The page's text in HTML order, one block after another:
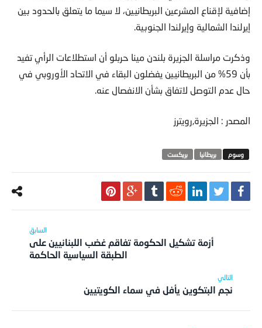
إضافية لإقناع المشرعين البريطانيين، لا سيما ما يتعلق بالحدود بين
إيرلندا الشمالية وإيرلندا الجنوبية.
وذكرت مراسلة الجزيرة بلندن مينا حربلو أن استطلاعات الرأي تفيد
بأن 59% من البريطانيين يفضلون البقاء في الاتحاد الأوروبي في
حال عدم التوصل لاتفاق بشأن الانفصال عنه.
المصدر : الجزيرة,رويترز
بريطانيا بريكست
أزمة تشكيل الحكومة تفاقم غضب اللبنانيين على
الطبقة السياسية الحاكمة
نجم البتكوين يأفل في سماء الكويتيين